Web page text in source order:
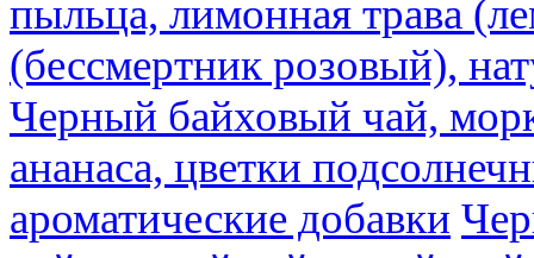
пыльца, лимонная трава
(бессмертник розовый),
Черный байховый чай,
ананаса, цветки
ароматические добавки